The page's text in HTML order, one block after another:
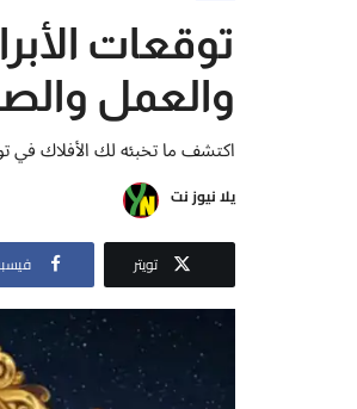
توقعات
والعمل
اكتشف ما تخبئه لك الأفلاك في
يلا نيوز نت
تويتر